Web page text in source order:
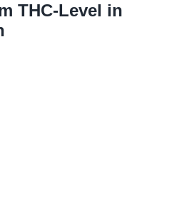
THC-Level in